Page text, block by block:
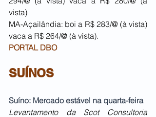
vista)
MA-Açailândia: boi a R$ 283/@ (à vista)
vaca a R$ 264/@ (à vista).
PORTAL DBO
SUÍNOS
Suíno: Mercado estável na quarta-feira
Levantamento da Scot Consultoria